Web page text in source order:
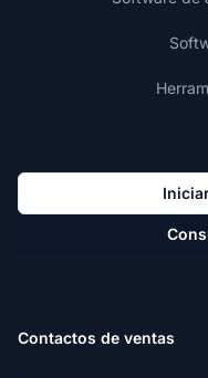
Contactos de ventas